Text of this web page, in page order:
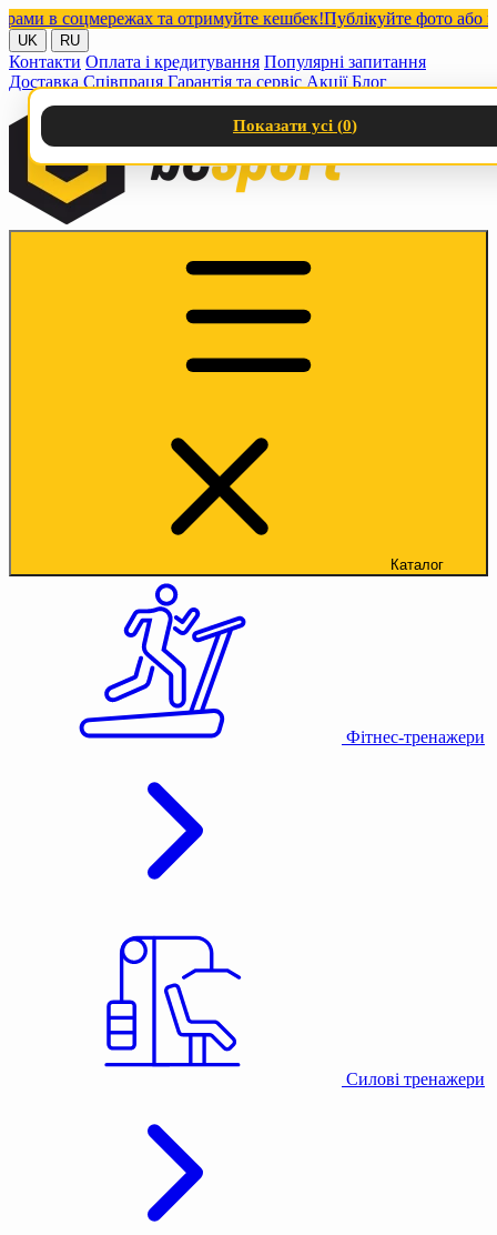
в соцмережах та отримуйте кешбек!Публікуйте фото або
UK RU
Контакти Оплата і кредитування Популярні запитання
Доставка Співпраця Гарантія та сервіс Акції Блог
Каталог
Фітнес-тренажери
Силові тренажери
Показати усі (0)